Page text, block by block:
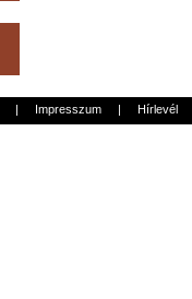
| Impresszum | Hírlevél